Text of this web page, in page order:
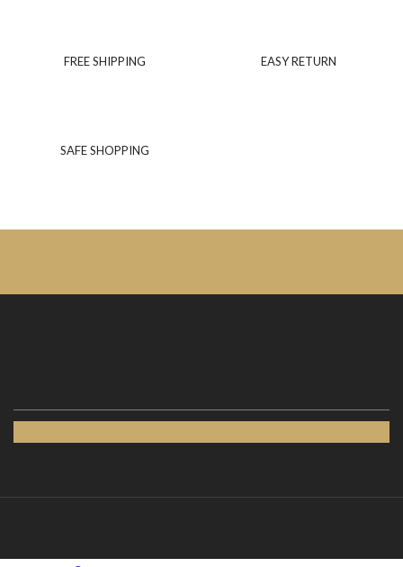
FREE SHIPPING EASY RETURN
SAFE SHOPPING